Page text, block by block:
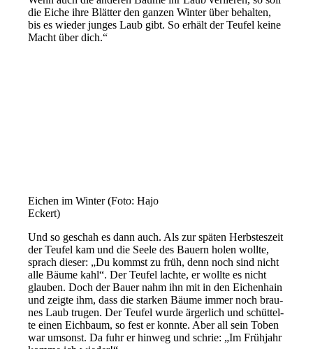
die Eiche ihre Blätter den gan­zen Winter über behal­ten,
bis es wie­der jun­ges Laub gibt. So erhält der Teufel kei­ne
Macht über dich.“
Eichen im Winter (Foto: Hajo
Eckert)
Und so geschah es dann auch. Als zur spä­ten Herbsteszeit
der Teufel kam und die Seele des Bauern holen woll­te,
sprach die­ser: „Du kommst zu früh, denn noch sind nicht
alle Bäume kahl“. Der Teufel lach­te, er woll­te es nicht
glau­ben. Doch der Bauer nahm ihn mit in den Eichenhain
und zeig­te ihm, dass die star­ken Bäume immer noch brau­
nes Laub tru­gen. Der Teufel wur­de ärger­lich und schüt­tel­
te einen Eichbaum, so fest er konn­te. Aber all sein Toben
war umsonst. Da fuhr er hin­weg und schrie: „Im Frühjahr